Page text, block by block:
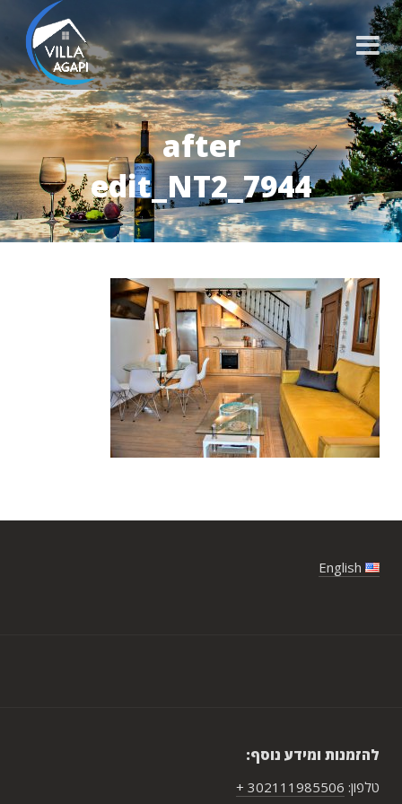
after
edit_NT2_7944
English
להזמנות ומידע נוסף:
טלפון: 302111985506 +